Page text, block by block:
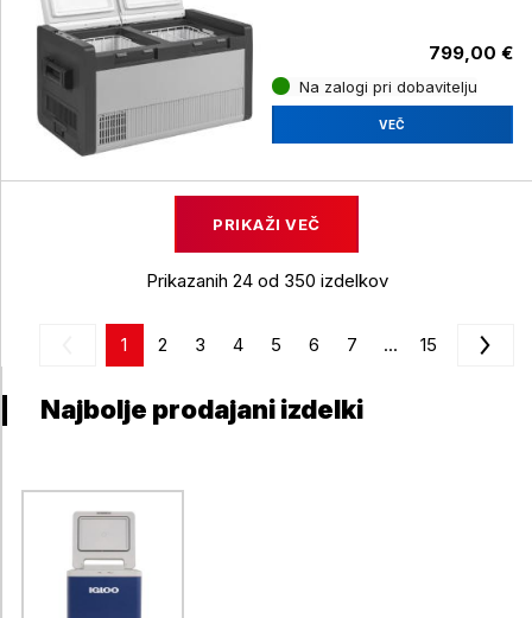
799,00 €
Na zalogi pri dobavitelju
VEČ
PRIKAŽI VEČ
Prikazanih 24 od 350 izdelkov
1 2 3 4 5 6 7 ... 15
Najbolje prodajani izdelki